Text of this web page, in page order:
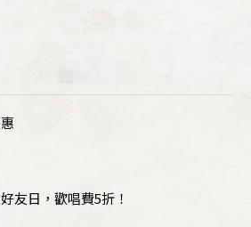
友日，歡唱費5折！